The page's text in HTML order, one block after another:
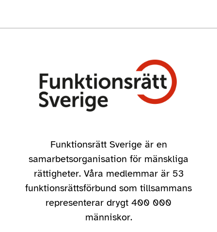
Funktionsrätt Sverige är en
samarbetsorganisation för mänskliga
rättigheter. Våra medlemmar är 53
funktionsrättsförbund som tillsammans
representerar drygt 400 000
människor.